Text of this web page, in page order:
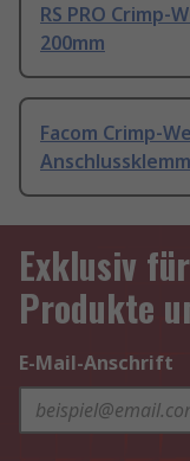
RS PRO
200mm
Facom Crimp-
Exklusiv
Produkte
E-Mail-Anschrift